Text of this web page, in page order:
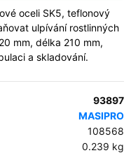
oceli SK5, teflonový
ulpívání rostlinných
mm, délka 210 mm,
a skladování.
93897
MASIPRO
108568
0.239 kg